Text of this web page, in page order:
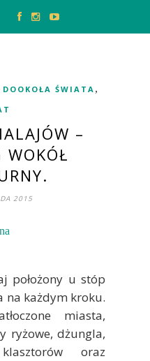
DOOKOŁA ŚWIATA ,
–
WOKÓŁ
2015
położony u stóp
na każdym kroku.
miasta,
ryżowe, dżungla,
oraz